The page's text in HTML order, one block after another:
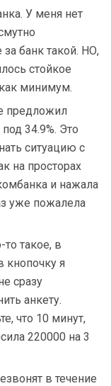
У меня нет
за банк такой. НО,
стойкое
минимум.
предложил
34.9%. Это
ситуацию с
на просторах
и нажала
уже пожалела
такое, в
кнопочку я
сразу
анкету.
что 10 минут,
220000 на 3
в течение